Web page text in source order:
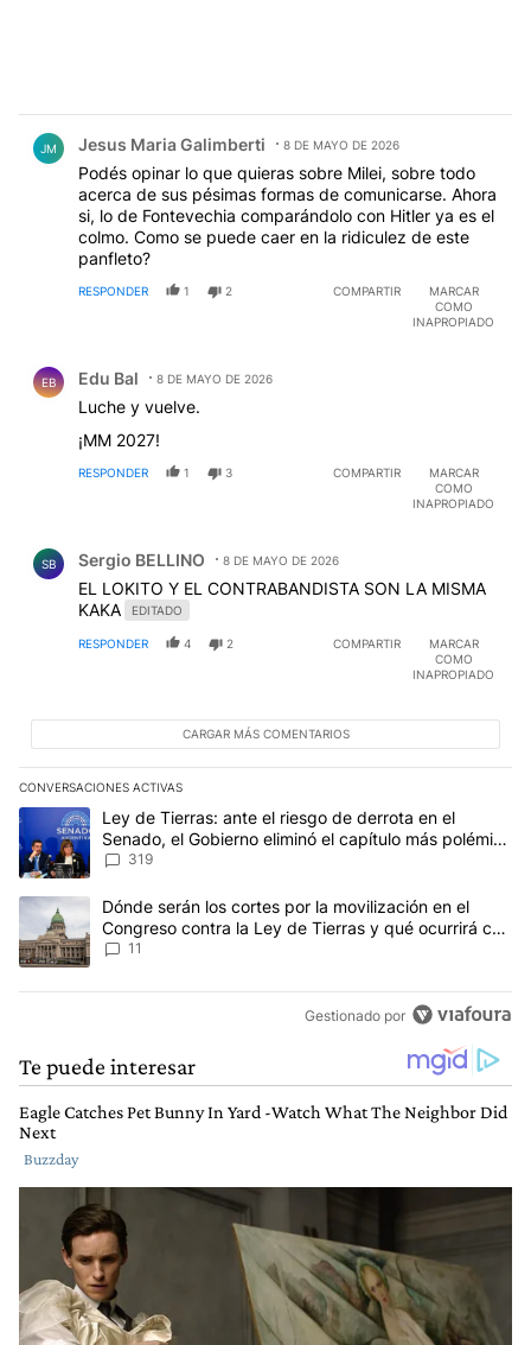
JM Jesus Maria Galimberti 8 DE MAYO DE 2026
Podés opinar lo que quieras sobre Milei, sobre todo
acerca de sus pésimas formas de comunicarse. Ahora
si, lo de Fontevechia comparándolo con Hitler ya es el
colmo. Como se puede caer en la ridiculez de este
panfleto?
RESPONDER 1 2 COMPARTIR
MARCAR
COMO
INAPROPIADO
EB Edu Bal 8 DE MAYO DE 2026
Luche y vuelve.
¡MM 2027!
RESPONDER 1 3 COMPARTIR
MARCAR
COMO
INAPROPIADO
SB Sergio BELLINO 8 DE MAYO DE 2026
EL LOKITO Y EL CONTRABANDISTA SON LA MISMA
KAKA
EDITADO
RESPONDER 4 2 COMPARTIR
MARCAR
COMO
INAPROPIADO
CARGAR MÁS COMENTARIOS
CONVERSACIONES ACTIVAS
Este listado muestra los artículos con más comentarios en los
Un artículo de tendencia con el título "Ley de Tierras: ante el
Ley de Tierras: ante el riesgo de derrota en el
Senado, el Gobierno eliminó el capítulo más polémico
del proyecto
319
Un artículo de tendencia con el título "Dónde serán los cortes
Dónde serán los cortes por la movilización en el
Congreso contra la Ley de Tierras y qué ocurrirá con
el transporte público
11
Gestionado por